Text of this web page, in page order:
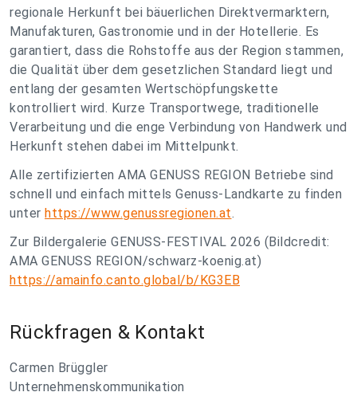
regionale Herkunft bei bäuerlichen Direktvermarktern,
Manufakturen, Gastronomie und in der Hotellerie. Es
garantiert, dass die Rohstoffe aus der Region stammen,
die Qualität über dem gesetzlichen Standard liegt und
entlang der gesamten Wertschöpfungskette
kontrolliert wird. Kurze Transportwege, traditionelle
Verarbeitung und die enge Verbindung von Handwerk und
Herkunft stehen dabei im Mittelpunkt.
Alle zertifizierten AMA GENUSS REGION Betriebe sind
schnell und einfach mittels Genuss-Landkarte zu finden
unter https://www.genussregionen.at.
Zur Bildergalerie GENUSS-FESTIVAL 2026 (Bildcredit:
AMA GENUSS REGION/schwarz-koenig.at)
https://amainfo.canto.global/b/KG3EB
Rückfragen & Kontakt
Carmen Brüggler
Unternehmenskommunikation